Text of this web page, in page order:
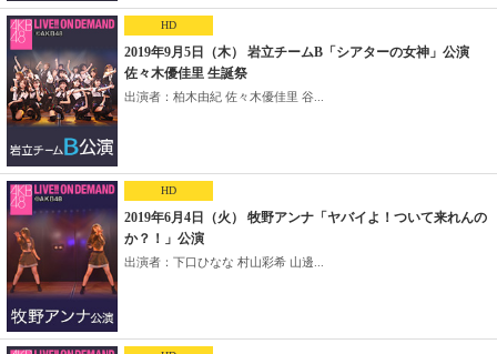
HD
2019年9月5日（木） 岩立チームB「シアターの女神」公演
佐々木優佳里 生誕祭
出演者：柏木由紀 佐々木優佳里 谷...
HD
2019年6月4日（火） 牧野アンナ「ヤバイよ！ついて来れんの
か？！」公演
出演者：下口ひなな 村山彩希 山邊...